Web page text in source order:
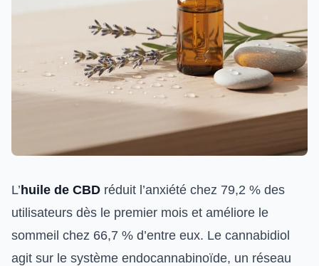
L’ huile de CBD réduit l’anxiété chez 79,2 % des
utilisateurs dès le premier mois et améliore le
sommeil chez 66,7 % d’entre eux. Le cannabidiol
agit sur le système endocannabinoïde, un réseau